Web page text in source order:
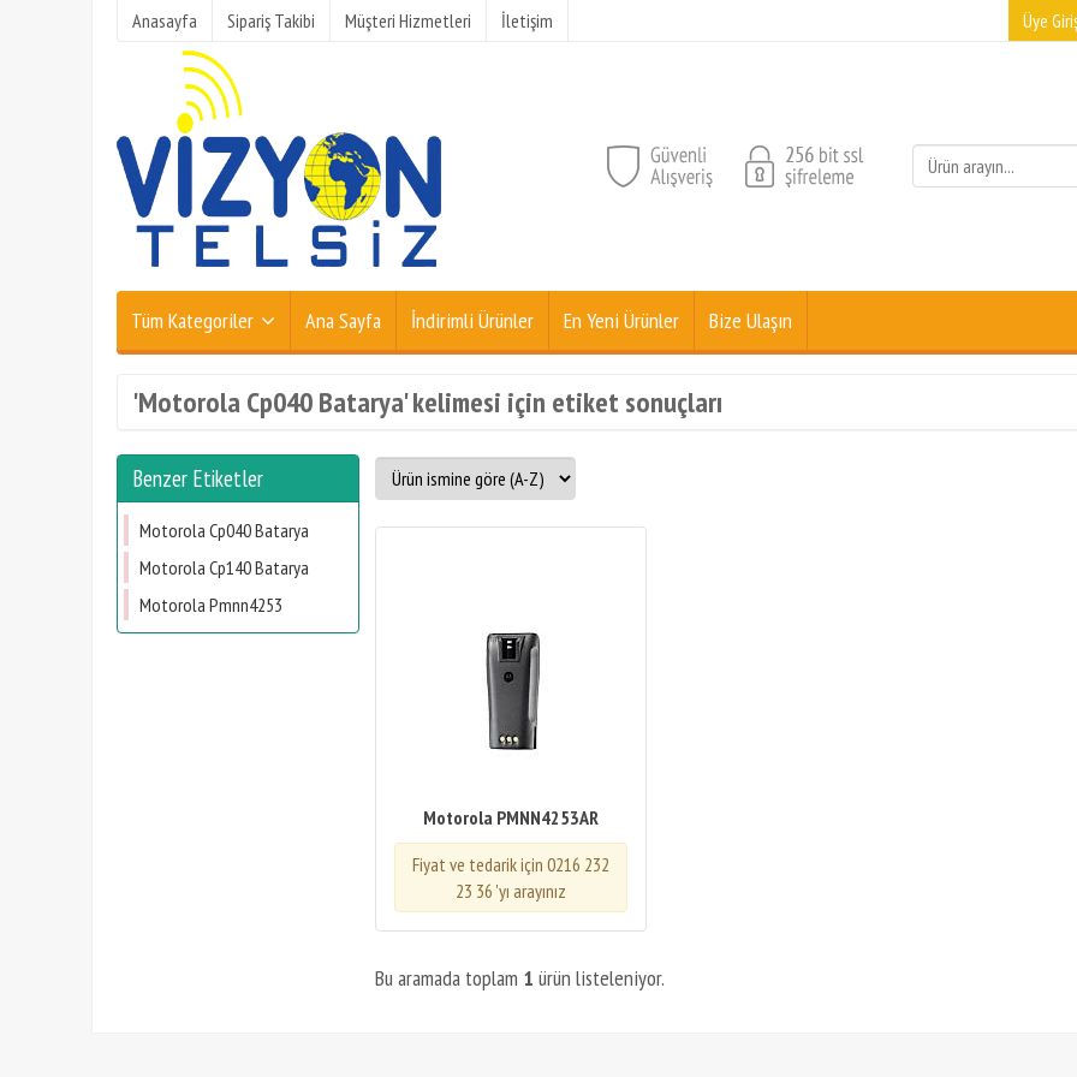
Anasayfa Sipariş Takibi Müşteri Hizmetleri İletişim Üye
Tüm Kategoriler Ana Sayfa İndirimli Ürünler En Yeni Ürünler Bize Ulaşın
'Motorola Cp040 Batarya' kelimesi için etiket sonuçları
Benzer Etiketler
Motorola Cp040 Batarya
Motorola Cp140 Batarya
Motorola Pmnn4253
Motorola PMNN4253AR
Fiyat ve tedarik için 0216 232
23 36 'yı arayınız
Bu aramada toplam 1 ürün listeleniyor.